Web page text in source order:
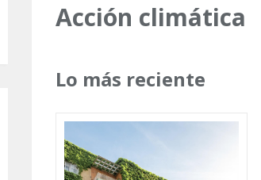
Acción climática
Lo más reciente